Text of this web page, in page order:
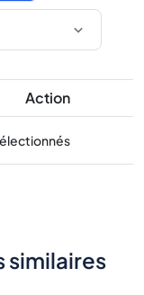
Action
similaires